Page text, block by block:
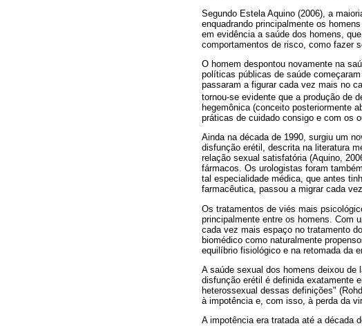
Segundo Estela Aquino (2006), a
enquadrando principalmente os
em evidência a saúde dos homens,
comportamentos de risco, como fazer
O homem despontou novamente na
políticas públicas de saúde
passaram a figurar cada vez mais no
tornou-se evidente que a produção de
hegemônica (conceito posteriormente
práticas de cuidado consigo e com os
Ainda na década de 1990, surgiu um
disfunção erétil, descrita na literatura
relação sexual satisfatória (Aquino,
fármacos. Os urologistas foram
tal especialidade médica, que antes
farmacêutica, passou a migrar cada
Os tratamentos de viés mais
principalmente entre os homens. Com
cada vez mais espaço no tratamento
biomédico como naturalmente
equilíbrio fisiológico e na retomada da
A saúde sexual dos homens deixou
disfunção erétil é definida exatamente
heterossexual dessas definições"
à impotência e, com isso, à perda da
A impotência era tratada até a década